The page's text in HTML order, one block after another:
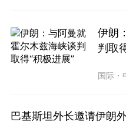
伊朗
判取
国际 ・
巴基斯坦外长邀请伊朗